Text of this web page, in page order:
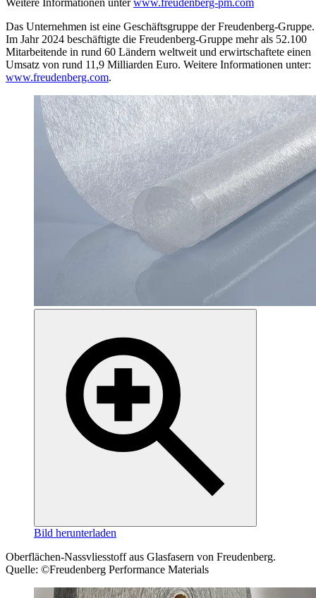
Weitere Informationen unterwww.freudenberg-pm.com
Das Unternehmen ist eine Geschäftsgruppe der Freudenberg-Gruppe.
Im Jahr 2024 beschäftigte die Freudenberg-Gruppe mehr als 52.100
Mitarbeitende in rund 60 Ländern weltweit und erwirtschaftete einen
Umsatz von rund 11,9 Milliarden Euro. Weitere Informationen unter:
www.freudenberg.com.
Bild herunterladen
Oberflächen-Nassvliesstoff aus Glasfasern von Freudenberg.
Quelle: ©Freudenberg Performance Materials